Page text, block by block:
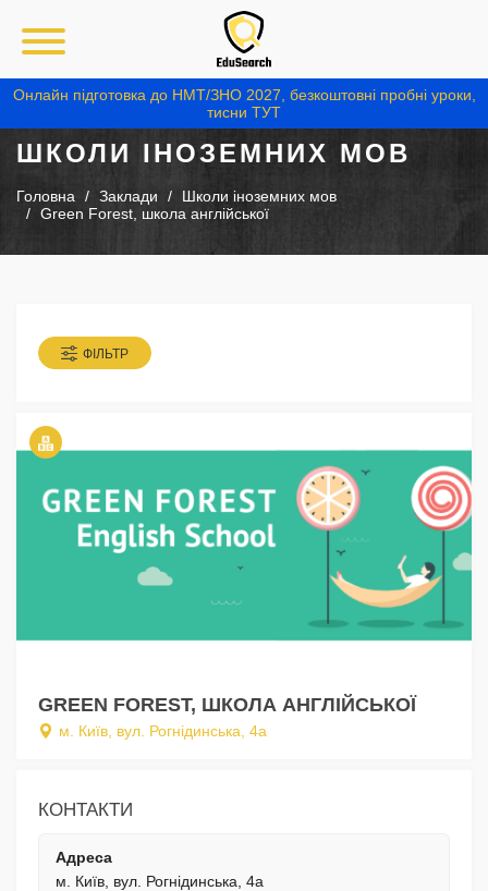
Онлайн підготовка до НМТ/ЗНО 2027, безкоштовні пробні уроки,
тисни ТУТ
ШКОЛИ ІНОЗЕМНИХ МОВ
Головна Заклади
Школи іноземних мов
Green Forest, школа англійської
ФІЛЬТР
GREEN FOREST, ШКОЛА АНГЛІЙСЬКОЇ
м. Київ, вул. Рогнідинська, 4а
КОНТАКТИ
Адреса
м. Київ, вул. Рогнідинська, 4а